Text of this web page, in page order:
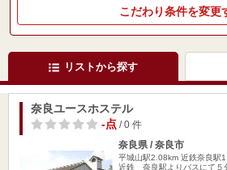
こだわり条件を変更
リストから探す
奈良ユースホステル
-点/ 0 件
奈良県 / 奈良市
平城山駅2.08km 近鉄奈良駅
近鉄 奈良駅よりバスにて５